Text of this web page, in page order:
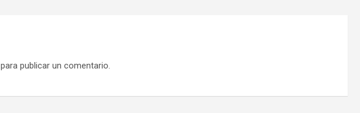
para publicar un comentario.